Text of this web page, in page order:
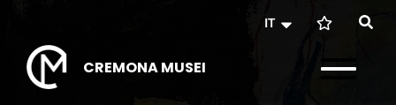
IT
CREMONA MUSEI